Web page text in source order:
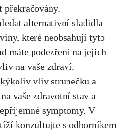
překračovány.
alternativní sladidla
které neobsahují tyto
máte podezření na jejich
na vaše zdraví.
vliv strunečku a
vaše‍ zdravotní stav a
symptomy. V
konzultujte s odborníkem